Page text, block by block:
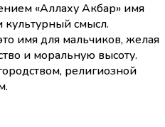
«Аллаху Акбар» имя
культурный смысл.
имя для мальчиков, желая
и моральную высоту.
религиозной